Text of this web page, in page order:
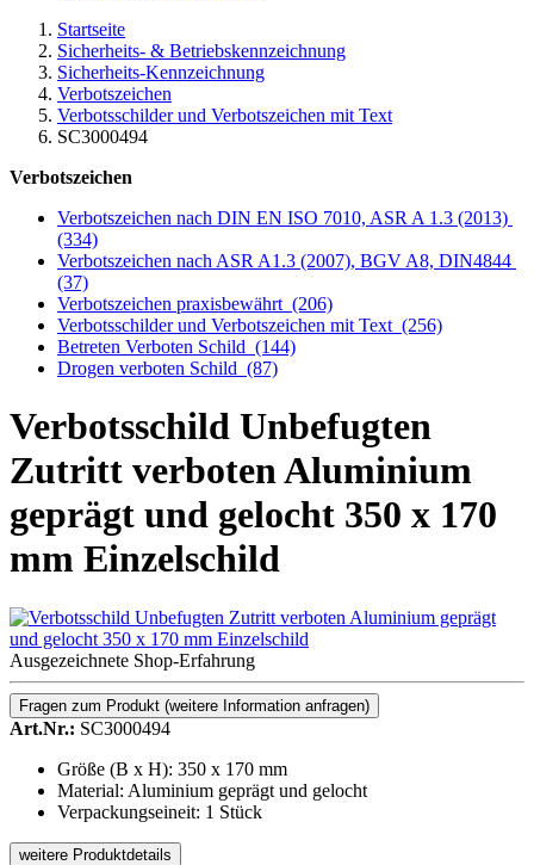
Startseite
Sicherheits- & Betriebskennzeichnung
Sicherheits-Kennzeichnung
Verbotszeichen
Verbotsschilder und Verbotszeichen mit Text
SC3000494
Verbotszeichen
Verbotszeichen nach DIN EN ISO 7010, ASR A 1.3 (2013)
(334)
Verbotszeichen nach ASR A1.3 (2007), BGV A8, DIN4844
(37)
Verbotszeichen praxisbewährt (206)
Verbotsschilder und Verbotszeichen mit Text (256)
Betreten Verboten Schild (144)
Drogen verboten Schild (87)
Verbotsschild Unbefugten
Zutritt verboten Aluminium
geprägt und gelocht 350 x 170
mm Einzelschild
Ausgezeichnete Shop-Erfahrung
Fragen zum Produkt (weitere Information anfragen)
Art.Nr.: SC3000494
Größe (B x H): 350 x 170 mm
Material: Aluminium geprägt und gelocht
Verpackungseineit: 1 Stück
weitere Produktdetails